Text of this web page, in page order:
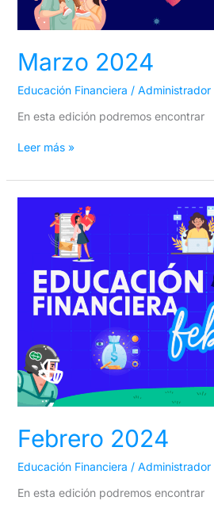
Marzo 2024
Educación Financiera / Administrador
En esta edición podremos encontrar
Leer más »
Febrero 2024
Educación Financiera / Administrador
En esta edición podremos encontrar